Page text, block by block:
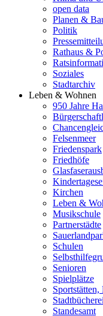
open data
Planen &
Politik
Rathaus &
Soziales
Stadtarchiv
Leben & Wohnen
950 Jahre
Felsenmeer
Friedenspark
Friedhöfe
Kirchen
Leben &
Musikschule
Partnerstädte
Schulen
Senioren
Spielplätze
Stadtbücherei
Standesamt